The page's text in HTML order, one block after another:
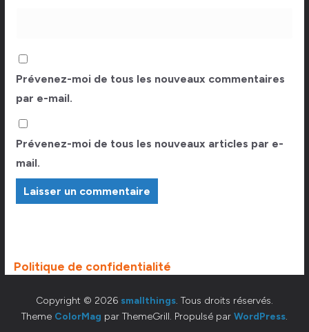
Prévenez-moi de tous les nouveaux commentaires
par e-mail.
Prévenez-moi de tous les nouveaux articles par e-
mail.
Politique de confidentialité
Copyright © 2026 smallthings. Tous droits réservés.
Theme ColorMag par ThemeGrill. Propulsé par WordPress.